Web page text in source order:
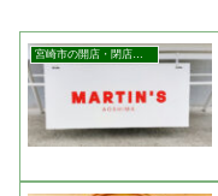
宮崎市の開店・閉店まとめ